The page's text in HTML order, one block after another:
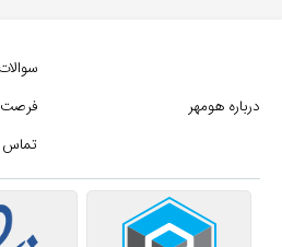
درباره هومهر
تماس